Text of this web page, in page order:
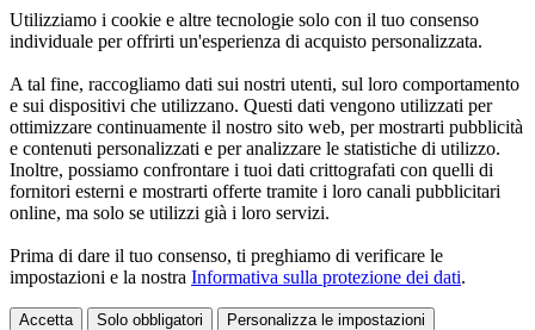
Utilizziamo i cookie e altre tecnologie solo con il tuo consenso
individuale per offrirti un'esperienza di acquisto personalizzata.
A tal fine, raccogliamo dati sui nostri utenti, sul loro comportamento
e sui dispositivi che utilizzano. Questi dati vengono utilizzati per
ottimizzare continuamente il nostro sito web, per mostrarti pubblicità
e contenuti personalizzati e per analizzare le statistiche di utilizzo.
Inoltre, possiamo confrontare i tuoi dati crittografati con quelli di
fornitori esterni e mostrarti offerte tramite i loro canali pubblicitari
online, ma solo se utilizzi già i loro servizi.
Prima di dare il tuo consenso, ti preghiamo di verificare le
impostazioni e la nostra Informativa sulla protezione dei dati.
Accetta Solo obbligatori Personalizza le impostazioni